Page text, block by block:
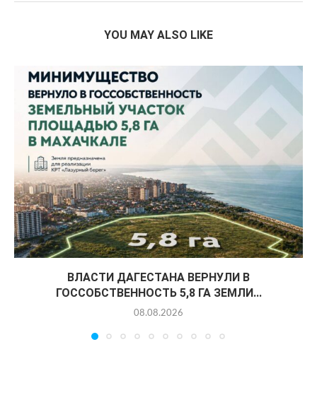
YOU MAY ALSO LIKE
ВЛАСТИ ДАГЕСТАНА ВЕРНУЛИ В
ГОССОБСТВЕННОСТЬ 5,8 ГА ЗЕМЛИ...
08.08.2026